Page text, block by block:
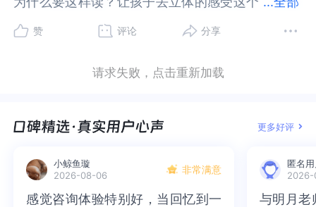
具体表现。评估还应排除或确认是否有发展性阅读
障碍（这是更专门的学习障碍，常伴有视知觉或听
基础。在此基础上，通过专业的感统训练和在日常
生活中融入多感官、强化的视知觉游戏与学习策
能力。我是壹心理咨询师王黎，希望以上分享能够
给您一些新的角度和帮助，壹心理和我爱着您！
障碍（这是更专门的学习障碍，常伴有视知觉或听
觉处理困难）。准确的评估是制定有效干预方案的
生活中融入多感官、强化的视知觉游戏与学习策
略，可以有效帮助孩子提升对文字的敏感度和辨别
给您一些新的角度和帮助，壹心理和我爱着您！
家长千万不要因为孩子分不清这个字和那个字，去
孩子的智商其实都差不多，所谓智商和一个孩子的
万不要因为孩子分不清这个字和那个字，去批评去
智商其实都差不多，所谓智商和一个孩子的生活环
赞 评论 分享
请求失败，点击重新加载
更多好评
小鲸鱼璇
2026-08-06
非常满意
感觉咨询体验特别好，当回忆到一
感觉咨询体验特别好，当回忆到一
匿名
2026-
与明月老
与明月老